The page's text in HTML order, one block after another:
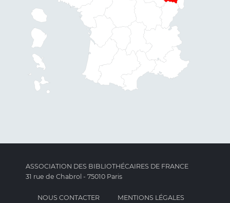
ASSOCIATION DES BIBLIOTHÉCAIRES DE FRANCE
31 rue de Chabrol - 75010 Paris
NOUS CONTACTER MENTIONS LÉGALES